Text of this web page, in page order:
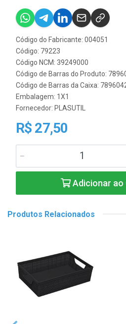
Código do Fabricante: 004051
Código: 79223
Código NCM: 39249000
Código de Barras do Produto:
Código de Barras da Caixa:
Embalagem: 1X1
Fornecedor: PLASUTIL
R$ 27,50
Adicionar ao
Produtos Relacionados